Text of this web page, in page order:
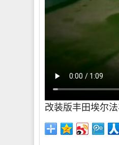
改装版丰田埃尔